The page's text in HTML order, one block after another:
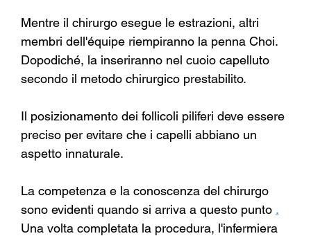
Mentre il chirurgo esegue le estrazioni, altri
membri dell'équipe riempiranno la penna Choi.
Dopodiché, la inseriranno nel cuoio capelluto
secondo il metodo chirurgico prestabilito.
Il posizionamento dei follicoli piliferi deve essere
preciso per evitare che i capelli abbiano un
aspetto innaturale.
La competenza e la conoscenza del chirurgo
sono evidenti quando si arriva a questo punto .
Una volta completata la procedura, l'infermiera